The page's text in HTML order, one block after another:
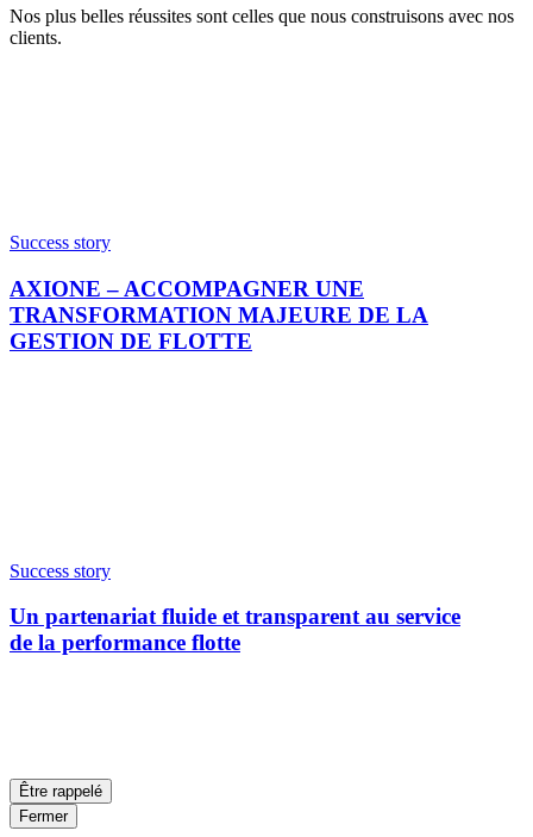
Nos plus belles réussites sont celles que nous construisons avec nos
clients.
Success story
AXIONE – ACCOMPAGNER UNE
TRANSFORMATION MAJEURE DE LA
GESTION DE FLOTTE
Success story
Un partenariat fluide et transparent au service
de la performance flotte
Être rappelé
Fermer